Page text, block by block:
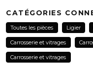
Veuillez nous
name
Nom
CATÉGORIES
Toutes les pièces Ligier
Carrosserie et vitrages
Carrosserie et vitrages